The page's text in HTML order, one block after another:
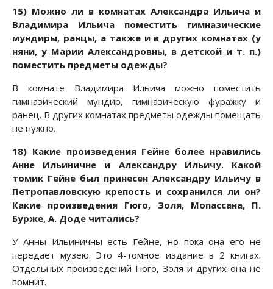
15) Можно ли в комнатах Александра Ильича и
Владимира Ильича поместить гимназические
мундиры, ранцы, а также и в других комнатах (у
няни, у Марии Александровны, в детской и т. п.)
поместить предметы одежды?
В комнате Владимира Ильича можно поместить
гимназический мундир, гимназическую фуражку и
ранец. В других комнатах предметы одежды помещать
не нужно.
18) Какие произведения Гейне более нравились
Анне Ильиничне и Александру Ильичу. Какой
томик Гейне был принесен Александру Ильичу в
Петропавловскую крепость и сохранился ли он?
Какие произведения Гюго, Золя, Мопассана, П.
Бурже, А. Доде читались?
У Анны Ильиничны есть Гейне, но пока она его не
передает музею. Это 4-томное издание в 2 книгах.
Отдельных произведений Гюго, Золя и других она не
помнит.